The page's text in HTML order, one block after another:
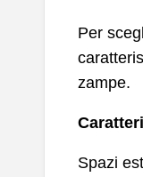
Per
zampe.
Spazi